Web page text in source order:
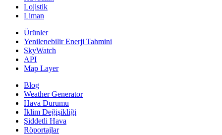
Lojistik
Liman
Ürünler
Yenilenebilir Enerji Tahmini
SkyWatch
API
Map Layer
Blog
Weather Generator
Hava Durumu
İklim Değişikliği
Şiddetli Hava
Röportajlar